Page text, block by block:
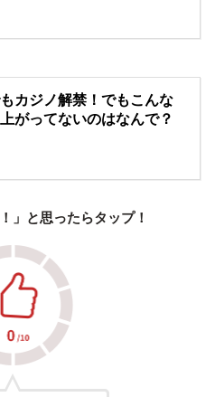
カジノ解禁！でもこんな
がってないのはなんで？
」と思ったらタップ！